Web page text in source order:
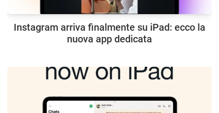
Instagram arriva finalmente su iPad: ecco la
nuova app dedicata